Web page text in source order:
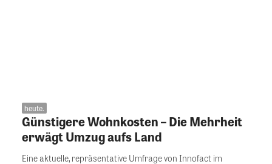
heute.
Günstigere Wohnkosten – Die Mehrheit
erwägt Umzug aufs Land
Eine aktuelle, repräsentative Umfrage von Innofact im